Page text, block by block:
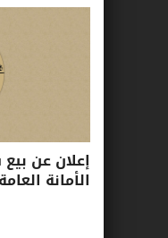
إعلان عن
الأمانة